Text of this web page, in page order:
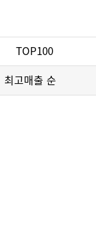
TOP100
최고매출 순